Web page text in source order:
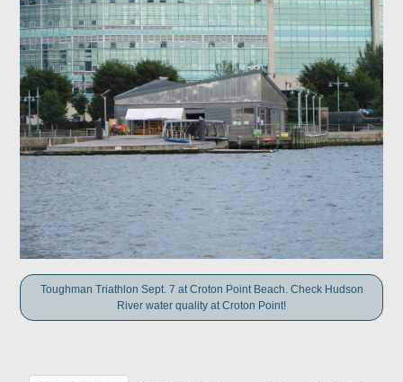
Toughman Triathlon Sept. 7 at Croton Point Beach. Check Hudson
River water quality at Croton Point!